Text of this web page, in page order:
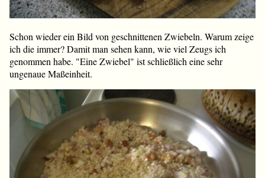
Schon wieder ein Bild von geschnittenen Zwiebeln. Warum zeige
ich die immer? Damit man sehen kann, wie viel Zeugs ich
genommen habe. "Eine Zwiebel" ist schließlich eine sehr
ungenaue Maßeinheit.